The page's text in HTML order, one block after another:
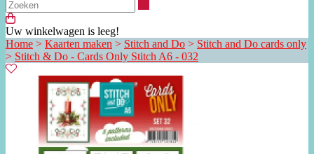
Uw winkelwagen is leeg!
Home > Kaarten maken > Stitch and Do > Stitch and Do cards only
> Stitch & Do - Cards Only Stitch A6 - 032